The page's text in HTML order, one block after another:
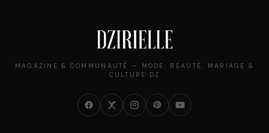
MAGAZINE & COMMUNAUTÉ — MODE, BEAUTÉ, MARIAGE &
CULTURE DZ